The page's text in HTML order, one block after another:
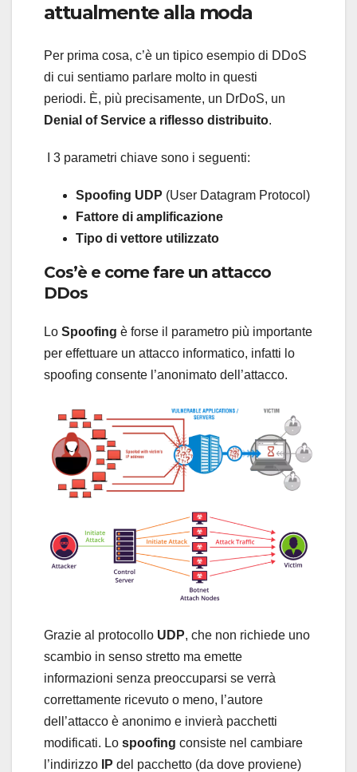
attualmente alla moda
Per prima cosa, c’è un tipico esempio di DDoS
di cui sentiamo parlare molto in questi
periodi. È, più precisamente, un DrDoS, un
Denial of Service a riflesso distribuito.
I 3 parametri chiave sono i seguenti:
Spoofing UDP (User Datagram Protocol)
Fattore di amplificazione
Tipo di vettore utilizzato
Cos’è e come fare un attacco
DDos
Lo Spoofing è forse il parametro più importante
per effettuare un attacco informatico, infatti lo
spoofing consente l’anonimato dell’attacco.
Grazie al protocollo UDP, che non richiede uno
scambio in senso stretto ma emette
informazioni senza preoccuparsi se verrà
correttamente ricevuto o meno, l’autore
dell’attacco è anonimo e invierà pacchetti
modificati. Lo spoofing consiste nel cambiare
l’indirizzo
IP del pacchetto (da dove proviene)